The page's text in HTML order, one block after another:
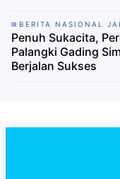
BERITA NASIONAL
Penuh Sukacita,
Palangki Gading
Berjalan Sukses